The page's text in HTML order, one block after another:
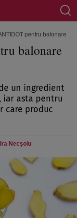
pentru balonare și
balonare
un ingredient
iar asta pentru
care produc
Necșoiu